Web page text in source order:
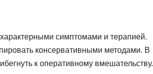
симптомами и терапией.
консервативными методами. В
к оперативному вмешательству.